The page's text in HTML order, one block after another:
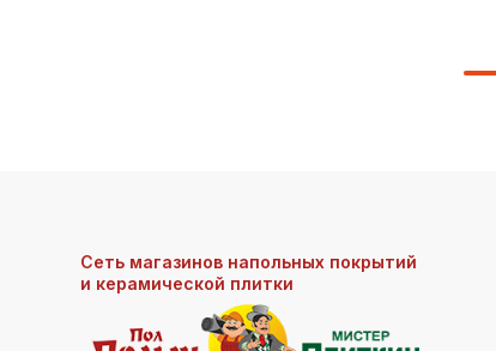
Сеть магазинов напольных покрытий
и керамической плитки